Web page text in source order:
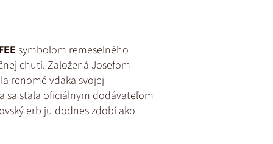
symbolom remeselného
chuti. Založená Josefom
renomé vďaka svojej
sa stala oficiálnym dodávateľom
erb ju dodnes zdobí ako